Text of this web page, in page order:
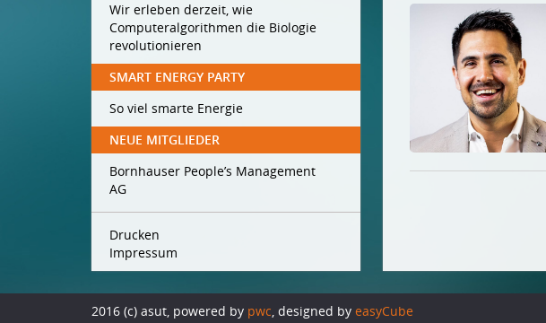
Wir erleben derzeit, wie
Computeralgorithmen die Biologie
revolutionieren
SMART ENERGY PARTY
So viel smarte Energie
NEUE MITGLIEDER
Bornhauser People’s Management
AG
Drucken
Impressum
2016 (c) asut, powered by pwc, designed by easyCube